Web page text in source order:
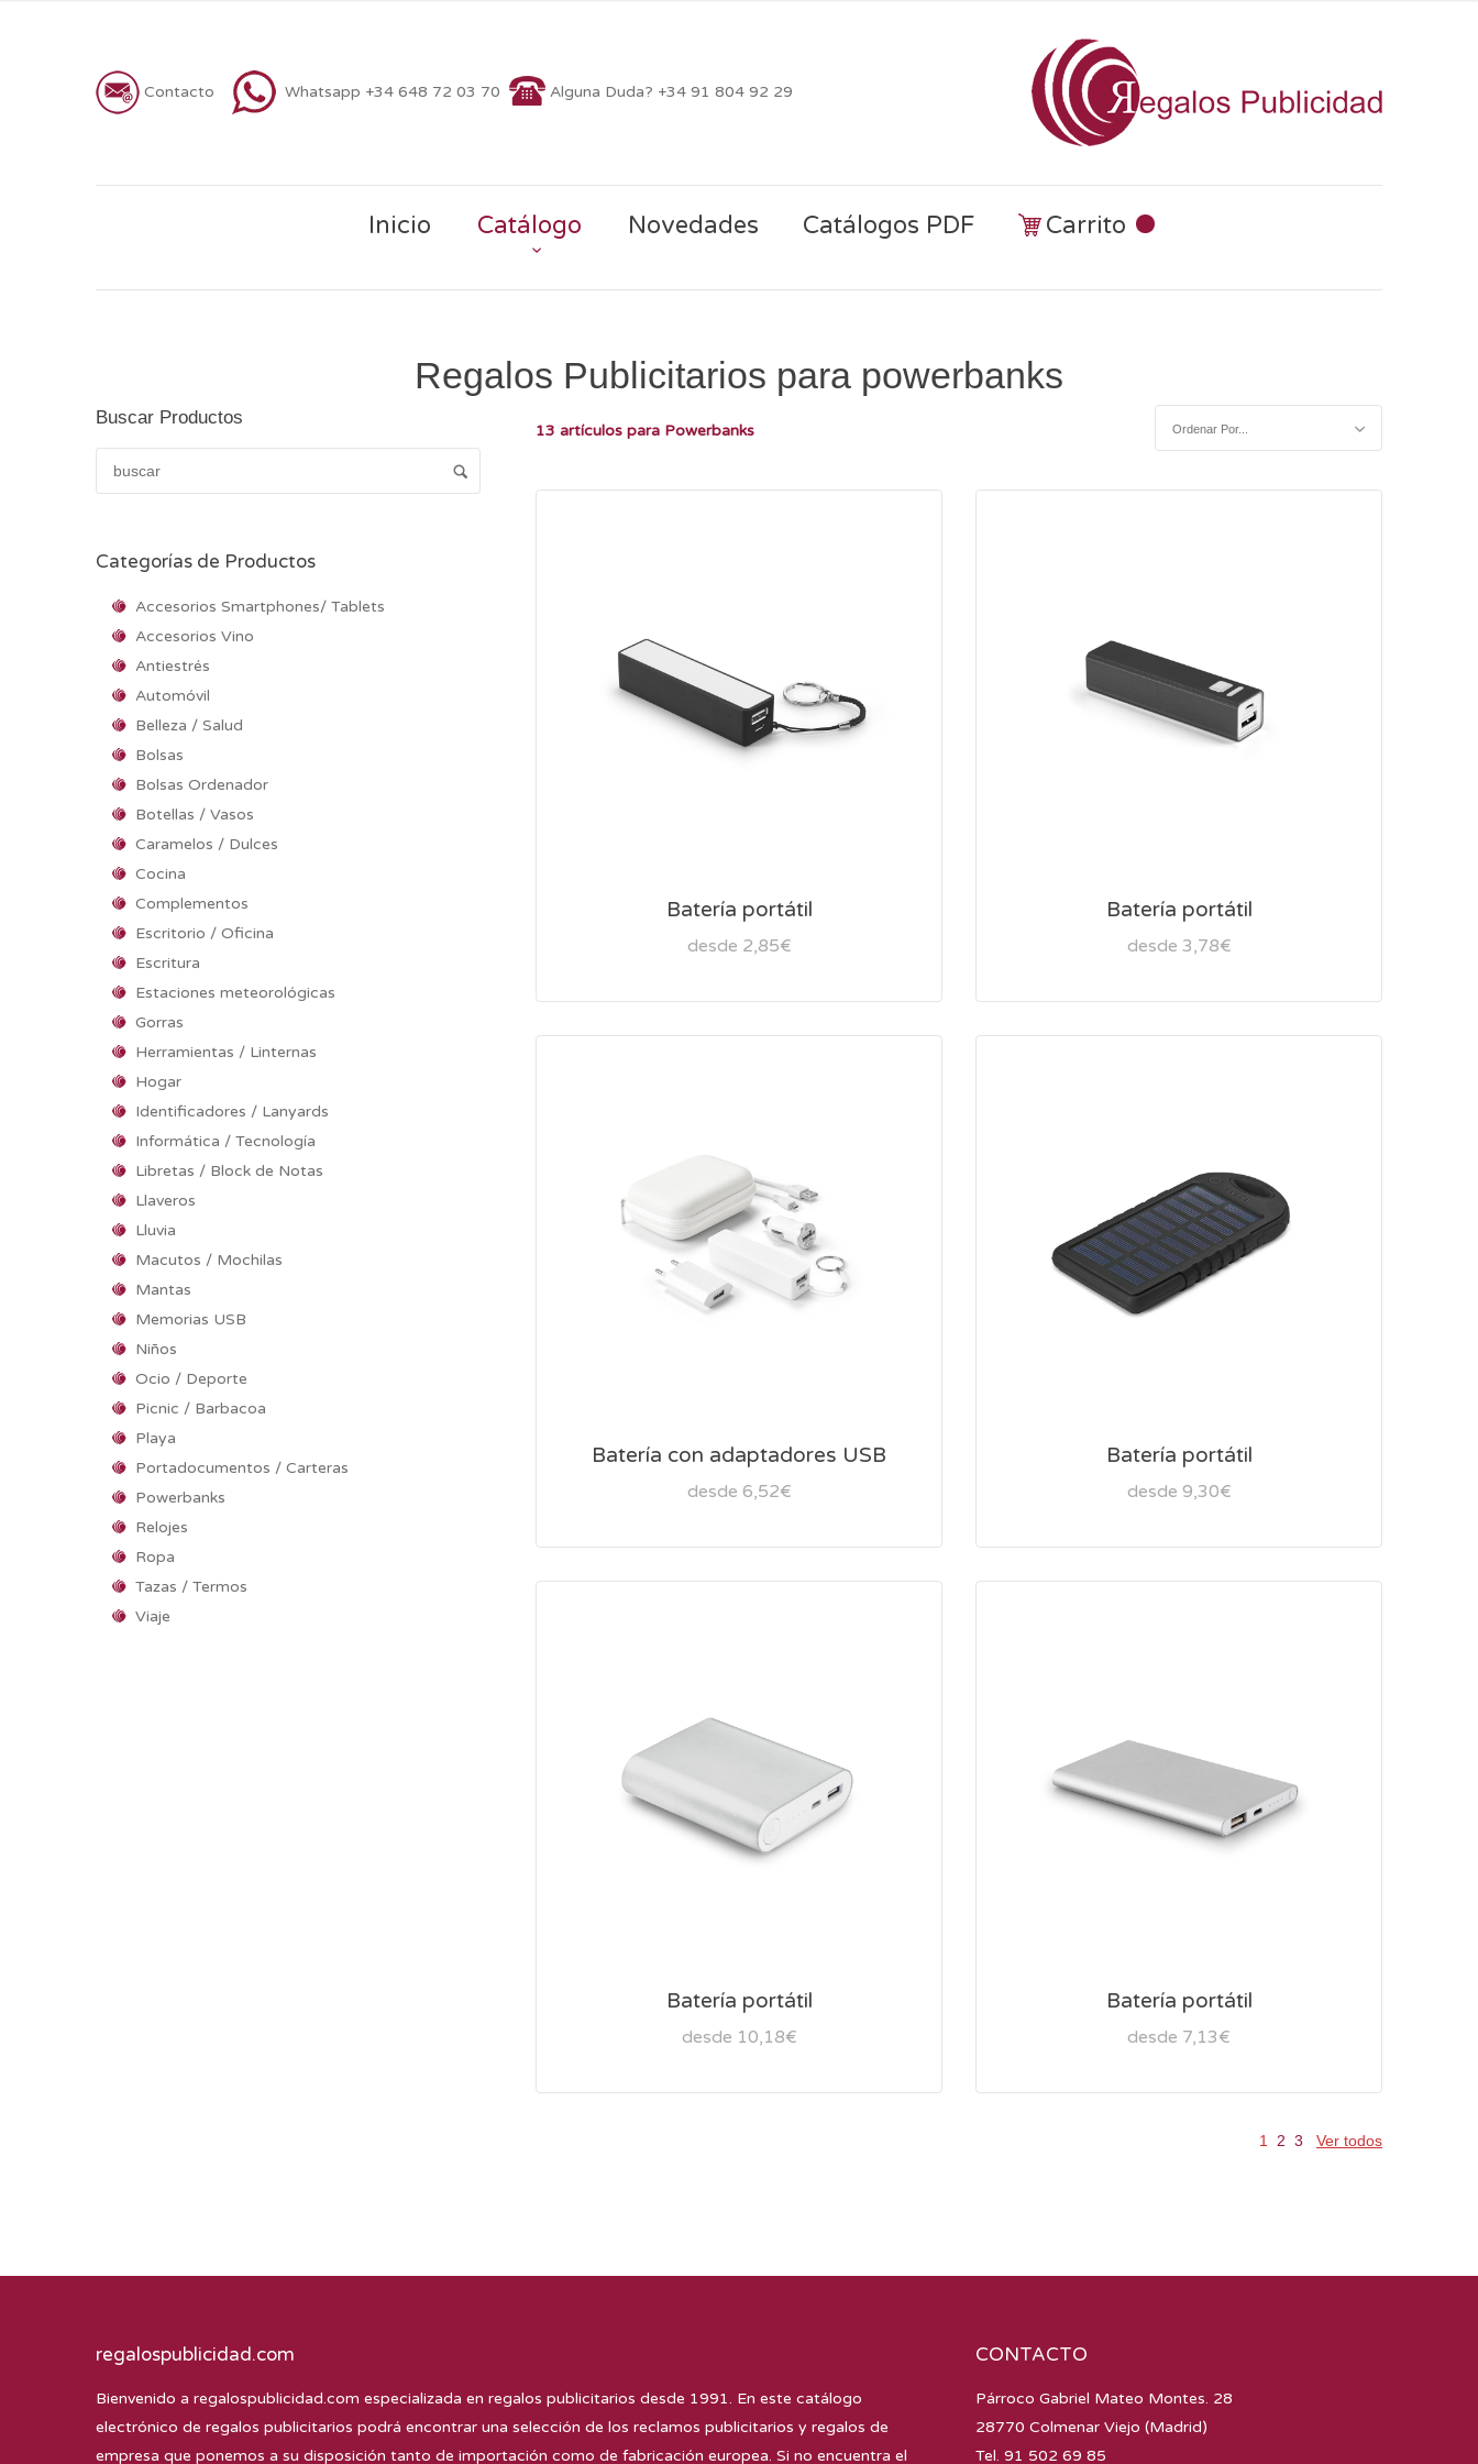
Contacto Whatsapp +34 648 72 03 70 Alguna Duda? +34 91 804 92 29
Inicio Catálogo Novedades Catálogos PDF Carrito
Regalos Publicitarios para powerbanks
13 artículos para Powerbanks
Batería portátil
desde 2,85€
Batería portátil
desde 3,78€
Batería con adaptadores USB
desde 6,52€
Batería portátil
desde 9,30€
Batería portátil
desde 10,18€
Batería portátil
desde 7,13€
1 2 3 Ver todos
Buscar Productos
Categorías de Productos
Accesorios Smartphones/ Tablets
Accesorios Vino
Antiestrés
Automóvil
Belleza / Salud
Bolsas
Bolsas Ordenador
Botellas / Vasos
Caramelos / Dulces
Cocina
Complementos
Escritorio / Oficina
Escritura
Estaciones meteorológicas
Gorras
Herramientas / Linternas
Hogar
Identificadores / Lanyards
Informática / Tecnología
Libretas / Block de Notas
Llaveros
Lluvia
Macutos / Mochilas
Mantas
Memorias USB
Niños
Ocio / Deporte
Picnic / Barbacoa
Playa
Portadocumentos / Carteras
Powerbanks
Relojes
Ropa
Tazas / Termos
Viaje
regalospublicidad.com
Bienvenido a regalospublicidad.com especializada en regalos publicitarios desde 1991. En este catálogo
electrónico de regalos publicitarios podrá encontrar una selección de los reclamos publicitarios y regalos de
empresa que ponemos a su disposición tanto de importación como de fabricación europea. Si no encuentra el
CONTACTO
Párroco Gabriel Mateo Montes. 28
28770 Colmenar Viejo (Madrid)
Tel. 91 502 69 85